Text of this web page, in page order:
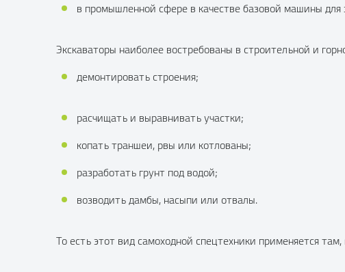
в промышленной сфере в качестве базовой машины для
Экскаваторы наиболее востребованы в строительной и
демонтировать строения;
расчищать и выравнивать участки;
копать траншеи, рвы или котлованы;
разработать грунт под водой;
возводить дамбы, насыпи или отвалы.
То есть этот вид самоходной спецтехники применяется